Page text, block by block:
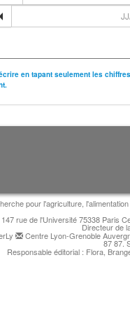
en tapant seulement les
pour l'agriculture,
147 rue de l'Université 75338 Paris
Directeur de
Centre Lyon-Grenoble
87 87.
Responsable éditorial : Flora,